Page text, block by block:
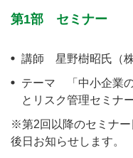
第1部 セミナー
講師 星野樹昭氏（株
テーマ 「中小企業
とリスク管理セミナー
※第2回以降のセミナー
後日お知らせします。